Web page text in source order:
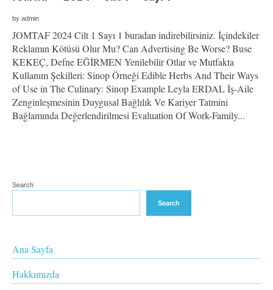
by admin
JOMTAF 2024 Cilt 1 Sayı 1 buradan indirebilirsiniz. İçindekiler
Reklamın Kötüsü Olur Mu? Can Advertising Be Worse? Buse
KEKEÇ, Defne EĞİRMEN Yenilebilir Otlar ve Mutfakta
Kullanım Şekilleri: Sinop Örneği Edible Herbs And Their Ways
of Use in The Culinary: Sinop Example Leyla ERDAL İş-Aile
Zenginleşmesinin Duygusal Bağlılık Ve Kariyer Tatmini
Bağlamında Değerlendirilmesi Evaluation Of Work-Family...
Search
Search
Ana Sayfa
Hakkımızda